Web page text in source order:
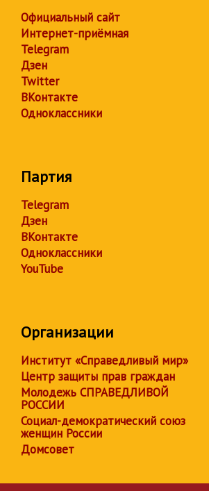
Официальный сайт
Интернет-приёмная
Telegram
Дзен
Twitter
ВКонтакте
Одноклассники
Партия
Telegram
Дзен
ВКонтакте
Одноклассники
YouTube
Организации
Институт «Справедливый мир»
Центр защиты прав граждан
Молодежь СПРАВЕДЛИВОЙ
РОССИИ
Социал-демократический союз
женщин России
Домсовет